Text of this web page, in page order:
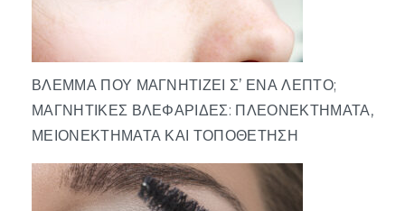
ΒΛΈΜΜΑ ΠΟΥ ΜΑΓΝΗΤΊΖΕΙ Σ’ ΈΝΑ ΛΕΠΤΌ;
ΜΑΓΝΗΤΙΚΈΣ ΒΛΕΦΑΡΊΔΕΣ: ΠΛΕΟΝΕΚΤΉΜΑΤΑ,
ΜΕΙΟΝΕΚΤΉΜΑΤΑ ΚΑΙ ΤΟΠΟΘΈΤΗΣΗ